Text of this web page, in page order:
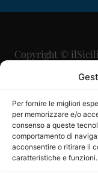
Per fornire le migliori
per memorizzare e/o
consenso a queste
comportamento di
acconsentire o ritirare il
caratteristiche e funzioni.
Copyright ©
Direttore
Direttore